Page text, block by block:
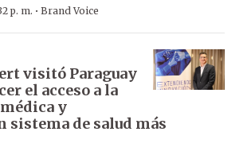
p. m. · Brand Voice
visitó Paraguay
el acceso a la
y
sistema de salud más